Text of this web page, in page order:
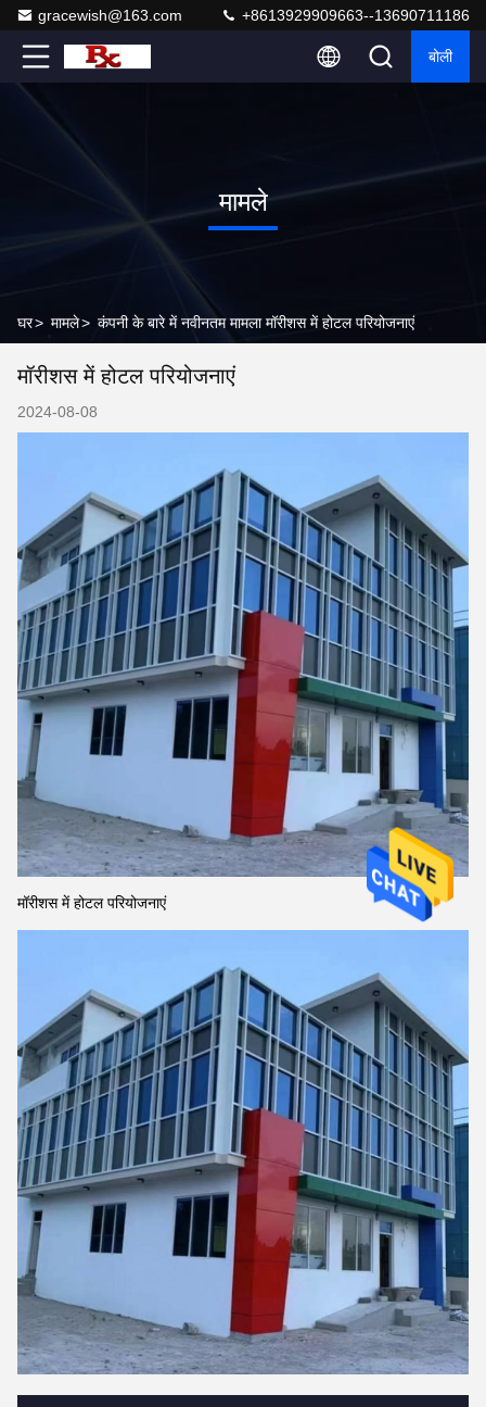
gracewish@163.com +8613929909663--13690711186
बोली
मामले
घर> मामले> कंपनी के बारे में नवीनतम मामला मॉरीशस में होटल परियोजनाएं
मॉरीशस में होटल परियोजनाएं
2024-08-08
मॉरीशस में होटल परियोजनाएं